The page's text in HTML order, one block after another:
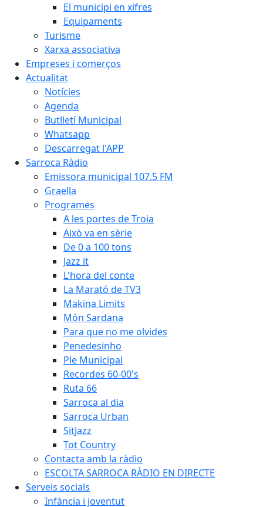
El municipi en xifres
Equipaments
Turisme
Xarxa associativa
Empreses i comerços
Actualitat
Notícies
Agenda
Butlletí Municipal
Whatsapp
Descarregat l'APP
Sarroca Ràdio
Emissora municipal 107.5 FM
Graella
Programes
A les portes de Troia
Això va en sèrie
De 0 a 100 tons
Jazz it
L'hora del conte
La Marató de TV3
Makina Limits
Món Sardana
Para que no me olvides
Penedesinho
Ple Municipal
Recordes 60-00's
Ruta 66
Sarroca al dia
Sarroca Urban
SitJazz
Tot Country
Contacta amb la ràdio
ESCOLTA SARROCA RÀDIO EN DIRECTE
Serveis socials
Infància i joventut